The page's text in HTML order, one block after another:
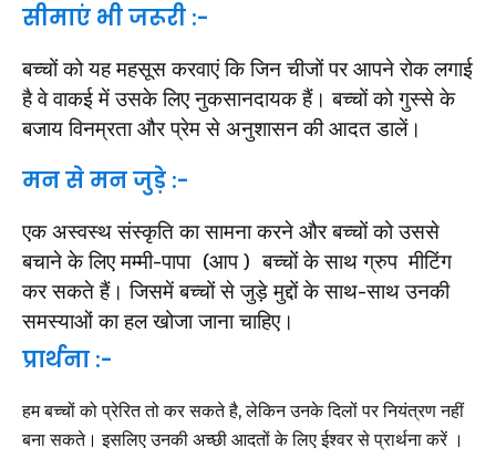
सीमाएं भी जरूरी :-
बच्चों को यह महसूस करवाएं कि जिन चीजों पर आपने रोक लगाई
है वे वाकई में उसके लिए नुकसानदायक हैं। बच्चों को गुस्से के
बजाय विनम्रता और प्रेम से अनुशासन की आदत डालें।
मन से मन जुड़े :-
एक अस्वस्थ संस्कृति का सामना करने और बच्चों को उससे
बचाने के लिए मम्मी-पापा (आप ) बच्चों के साथ ग्रुप मीटिंग
कर सकते हैं। जिसमें बच्चों से जुड़े मुद्दों के साथ-साथ उनकी
समस्याओं का हल खोजा जाना चाहिए।
प्रार्थना :-
हम बच्चों को प्रेरित तो कर सकते है, लेकिन उनके दिलों पर नियंत्रण नहीं
बना सकते। इसलिए उनकी अच्छी आदतों के लिए ईश्वर से प्रार्थना करें ।